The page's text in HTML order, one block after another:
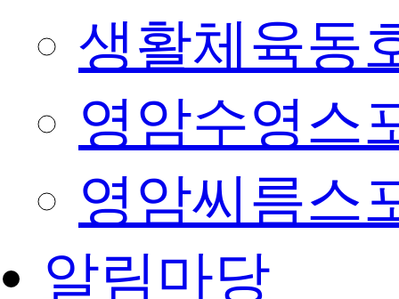
생활체육동
영암수영스
영암씨름스
알림마당